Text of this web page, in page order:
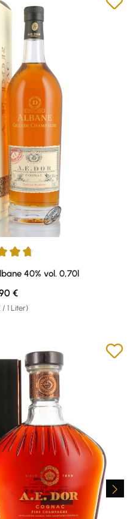
4.8 von 5 Sternen
40% vol. 0,70l
/ 1 Liter)
Preis:
€